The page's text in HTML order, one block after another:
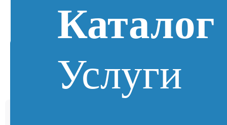
Каталог
Услуги